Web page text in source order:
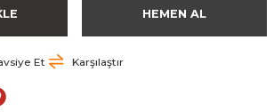
HEMEN AL
Et Karşılaştır